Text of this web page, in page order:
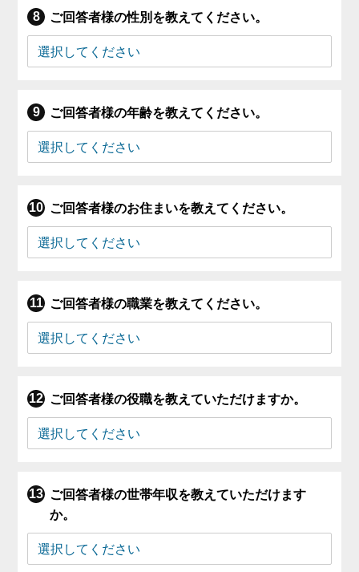
ご回答者様の性別を教えてください。
ご回答者様の年齢を教えてください。
ご回答者様のお住まいを教えてください。
ご回答者様の職業を教えてください。
ご回答者様の役職を教えていただけますか。
ご回答者様の世帯年収を教えていただけます
か。